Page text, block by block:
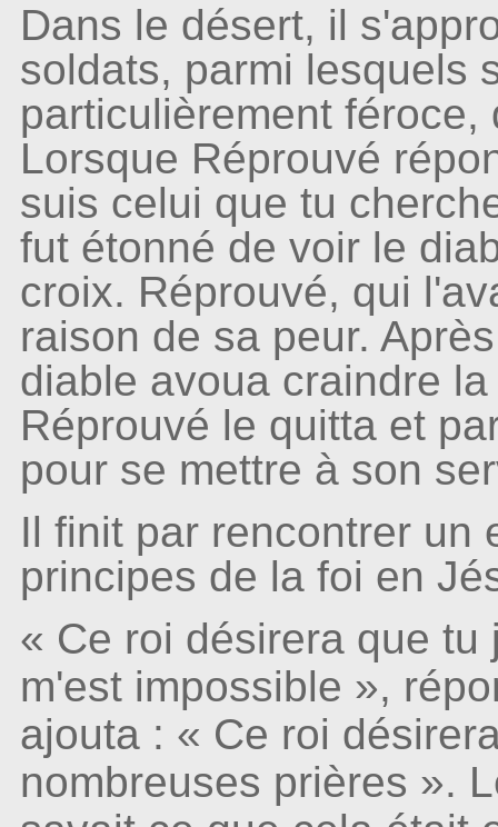
Dans le désert, il
soldats, parmi lesquels
particulièrement
Lorsque Réprouvé
suis celui que tu
fut étonné de voir le
croix. Réprouvé, qui
raison de sa peur.
diable avoua craindre
Réprouvé le quitta et
pour se mettre à son
Il finit par rencontrer un
principes de la foi en
« Ce roi désirera que
m'est impossible »,
ajouta : « Ce roi
nombreuses prières ».